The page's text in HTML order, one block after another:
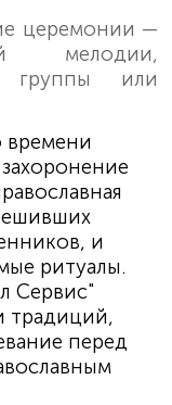
церемонии —
мелодии,
группы или
и
ритуалы.
Сервис"
традиций,
перед